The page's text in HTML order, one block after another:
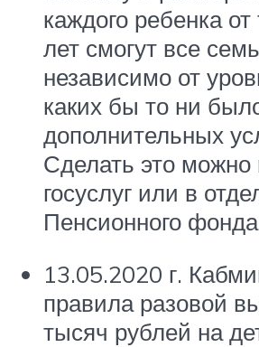
каждого ребенка
лет смогут все
независимо от
каких бы то ни
дополнительных
Сделать это можно
госуслуг или в
Пенсионного
13.05.2020 г.
правила разовой
тысяч рублей на